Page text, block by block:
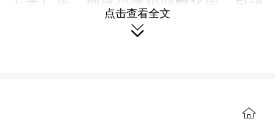
企业18家，为居民在家门口实现就业提
点击查看全文
